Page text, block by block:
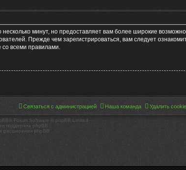
минут, но предоставляет вам более широкие
Прежде чем зарегистрироваться, вам следует
всеми правилами.
Удалить
Наша команда
Связаться с администрацией
Forum Software © phpBB Limited
поддержка phpBB
расширения phpBB